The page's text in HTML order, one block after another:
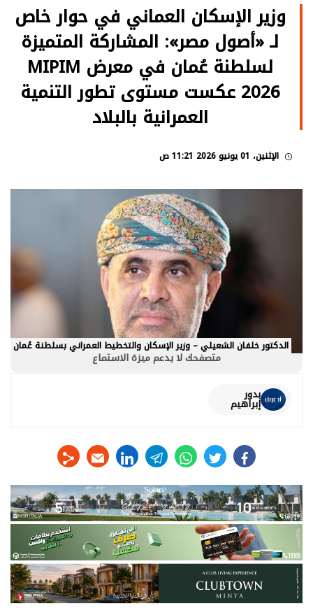
وزير الإسكان العماني في حوار خاص
لـ «أصول مصر»: المشاركة المتميزة
لسلطنة عُمان في معرض MIPIM
2026 عكست مستوى تطور التنمية
العمرانية بالبلاد
الإثنين، 01 يونيو 2026 11:21 ص
الدكتور خلفان الشعيلي – وزير الإسكان والتخطيط العمراني بسلطنة عُمان
متصفحك لا يدعم ميزة الاستماع
بدور
إبراهيم
facebook
twitter
whats
telegram
linkedin